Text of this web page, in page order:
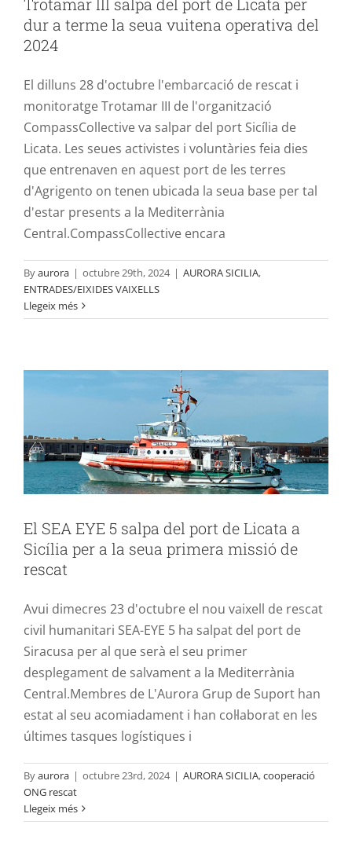
Contacte
Trotamar III salpa del port de Licata per
dur a terme la seua vuitena operativa del
2024
El dilluns 28 d'octubre l'embarcació de rescat i
monitoratge Trotamar III de l'organització
CompassCollective va salpar del port Sicília de
Licata. Les seues activistes i voluntàries feia dies
que entrenaven en aquest port de les terres
d'Agrigento on tenen ubicada la seua base per tal
d'estar presents a la Mediterrània
Central.CompassCollective encara
Byaurora | octubre 29th, 2024 | AURORA SICILIA,
ENTRADES/EIXIDES VAIXELLS
Llegeix més
El SEA EYE 5 salpa del port de Licata a
Sicília per a la seua primera missió de
El SEA EYE 5 salpa del port de Licata a
Sicília per a la seua primera missió de
rescat
Avui dimecres 23 d'octubre el nou vaixell de rescat
civil humanitari SEA-EYE 5 ha salpat del port de
Siracusa per al que serà el seu primer
desplegament de salvament a la Mediterrània
Central.Membres de L'Aurora Grup de Suport han
estat al seu acomiadament i han col·laborat en les
últimes tasques logístiques i
Byaurora | octubre 23rd, 2024 | AURORA SICILIA,cooperació
ONG rescat
Llegeix més
L’Aurora Sicília: Accions de preparació i